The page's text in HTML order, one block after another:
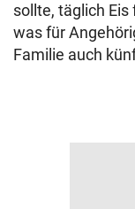
sollte, täglich Eis
was für
Familie auch